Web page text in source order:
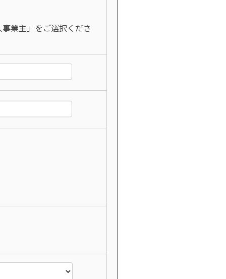
業主」をご選択くださ